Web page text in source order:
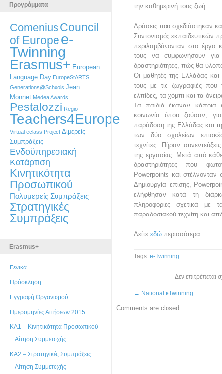
Προγράμματα
ComeniusCouncil
of Europee-
Twinning
Erasmus+ European
Language Day EuropeStARTS
Generations@Schools Jean
Monnet Medea Awards
Pestalozzi Regio
Teachers4Europe
Virtual eclass Project Διμερείς
Συμπράξεις
Ενδοϋπηρεσιακή
Κατάρτιση
Κινητικότητα
Προσωπικού
Πολυμερείς Συμπράξεις
Στρατηγικές
Συμπράξεις
Erasmus+
Γενικά
Πρόσκληση
Εγγραφή Οργανισμού
Ημερομηνίες Αιτήσεων 2015
ΚΑ1 – Κινητικότητα Προσωπικού
Αίτηση Συμμετοχής
ΚΑ2 – Στρατηγικές Συμπράξεις
Αίτηση Συμμετοχής
την καθημερινή τους ζωή.
Δράσεις που σχεδιάστηκαν
Συντονισμός εκπαιδευτικών
περιλαμβάνονταν στο έργο
τους να συμφωνήσουν για
δραστηριότητες, πώς θα
Οι μαθητές της Ελλάδας
τους με τις ζωγραφιές που
ελπίδες, τα χόμπι και τα
Τα παιδιά έκαναν κάποια
κοινωνία όπου ζούσαν,
παράδοση της Ελλάδας και
των δύο σχολείων
τεχνίτες. Πήραν
της εργασίας. Μετά από
δραστηριότητες που
Powerpoints και
Δημιουργία, επίσης,
ελήφθησαν κατά τη
πληροφορίες σχετικά με
παραδοσιακού τεχνίτη και
Δείτε εδώ περισσότερα.
Tags: e-Twinning
Δεν επιτρέπεται
← National eTwinning
Comments are closed.